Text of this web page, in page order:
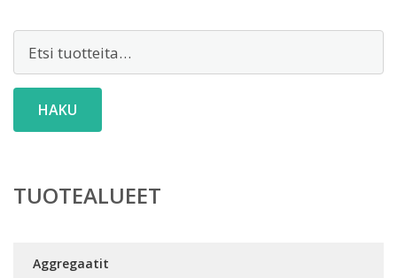
HAKU
TUOTEALUEET
Aggregaatit